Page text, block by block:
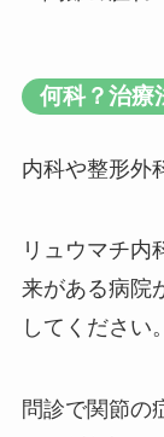
何科？治療
内科や整形外
リュウマチ内
来がある病院
してください。
問診で関節の